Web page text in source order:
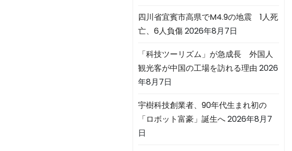
四川省宜賓市高県でM4.9の地震 1人死
亡、6人負傷2026年8月7日
「科技ツーリズム」が急成長 外国人
観光客が中国の工場を訪れる理由 2026
年8月7日
宇樹科技創業者、90年代生まれ初の
「ロボット富豪」誕生へ2026年8月7
日